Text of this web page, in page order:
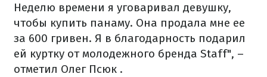
Неделю времени я уговаривал девушку,
чтобы купить панаму. Она продала мне ее
за 600 гривен. Я в благодарность подарил
ей куртку от молодежного бренда Staff", –
отметил Олег Псюк .